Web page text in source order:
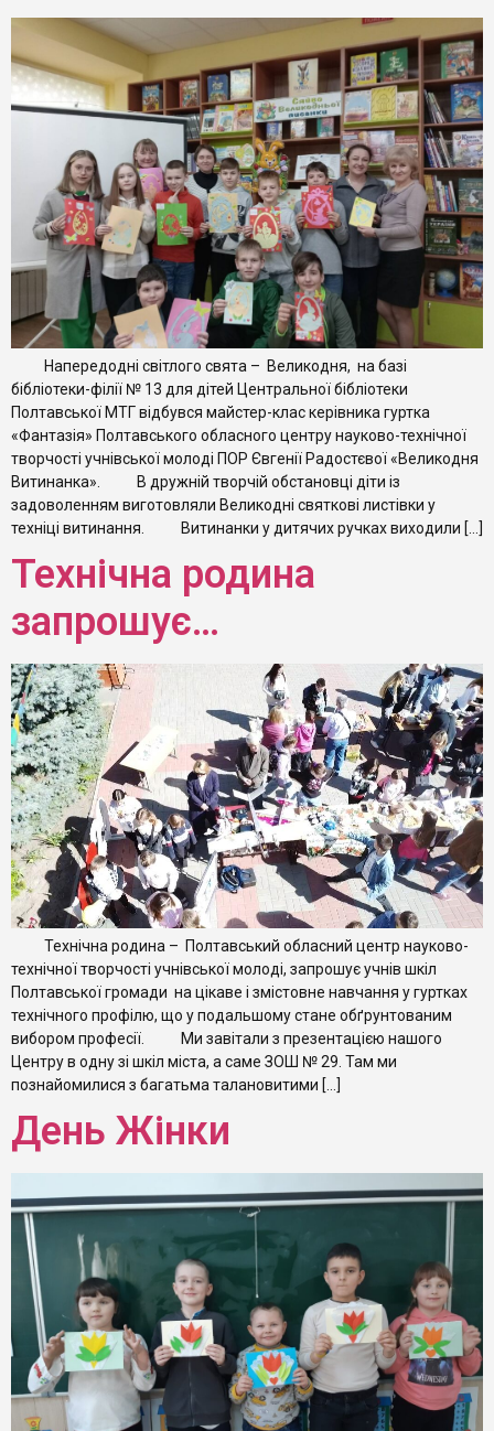
Напередодні світлого свята – Великодня, на базі
бібліотеки-філії № 13 для дітей Центральної бібліотеки
Полтавської МТГ відбувся майстер-клас керівника гуртка
«Фантазія» Полтавського обласного центру науково-технічної
творчості учнівської молоді ПОР Євгенії Радостєвої «Великодня
Витинанка». В дружній творчій обстановці діти із
задоволенням виготовляли Великодні святкові листівки у
техніці витинання. Витинанки у дитячих ручках виходили […]
Технічна родина
запрошує…
Технічна родина – Полтавський обласний центр науково-
технічної творчості учнівської молоді, запрошує учнів шкіл
Полтавської громади на цікаве і змістовне навчання у гуртках
технічного профілю, що у подальшому стане обґрунтованим
вибором професії. Ми завітали з презентацією нашого
Центру в одну зі шкіл міста, а саме ЗОШ № 29. Там ми
познайомилися з багатьма талановитими […]
День Жінки